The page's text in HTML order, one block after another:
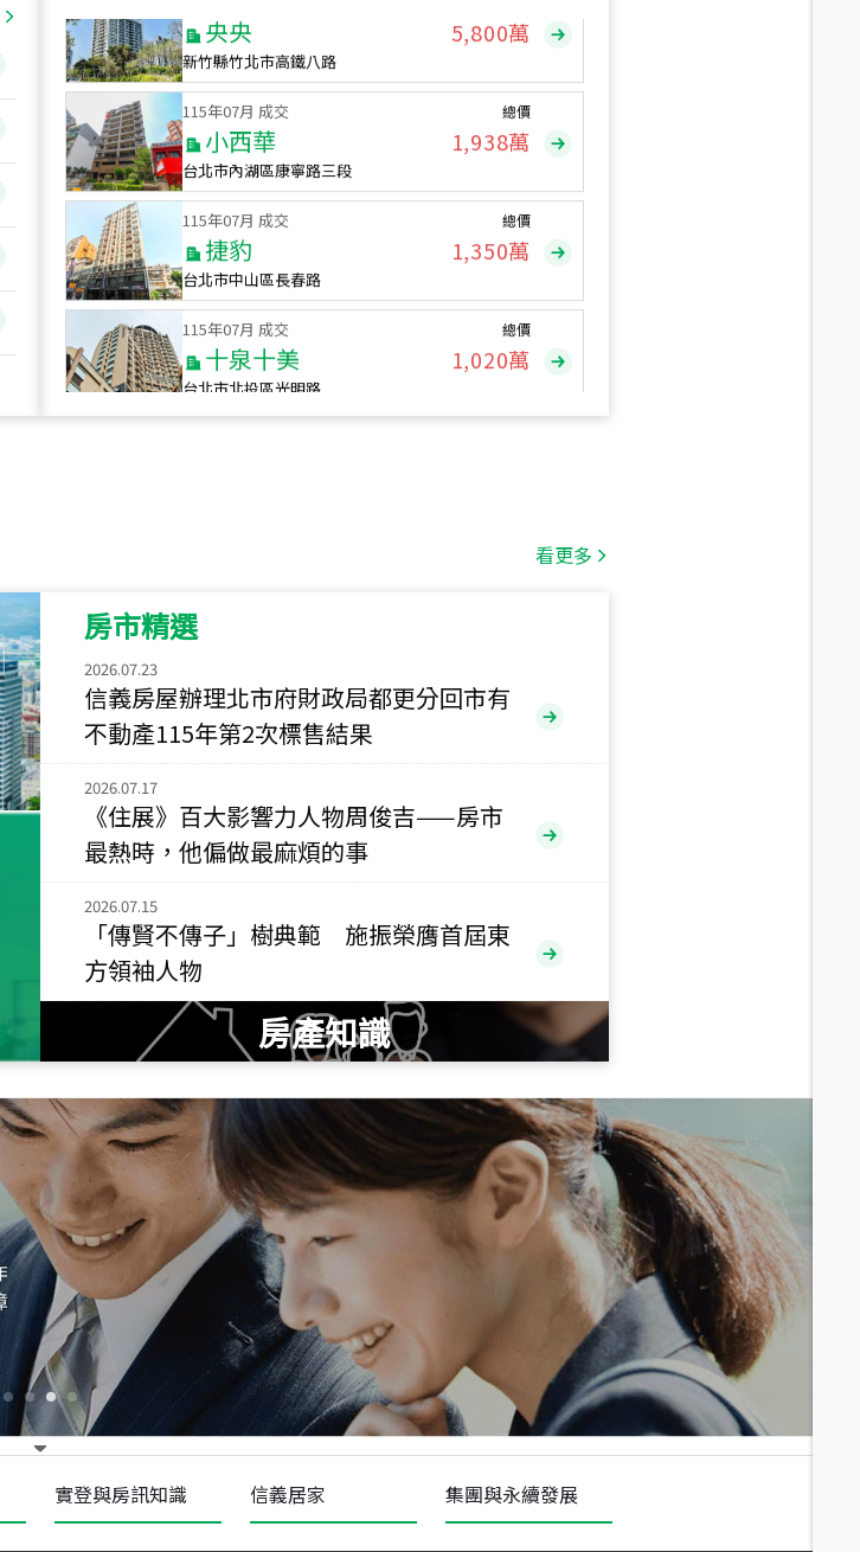
新竹縣竹北市高鐵八路
115年07月 成交
小西華
台北市內湖區康寧路三段
總價
1,938萬
115年07月 成交
捷豹
台北市中山區長春路
總價
1,350萬
115年07月 成交
十泉十美
台北市北投區光明路
總價
1,020萬
115年07月 成交
115
新北市永和區環河西路二段
115年07月 成交
央央 5,800萬
115年07月 成交
小西華 1,938萬
115
台北市中山區長春路
115年07月 成交
十泉十美
台北市北投區光明路
總價
1,020萬
年 月 成交
四維天廈
新竹市新竹市四維路
總價
490萬
115 月 成交
菁英典藏
新竹市新竹市慈祥路
1,808
看更多
房市精選
2026.07.23
信義房屋辦理北市府財政局都更分回市有
不動產115年第2次標售結果
2026.07.17
《住展》百大影響力人物周俊吉——房市
最熱時，他偏做最麻煩的事
2026.07.15
「傳賢不傳子」樹典範 施振榮膺首屆東
方領袖人物
房產知識
實登與房訊知識 信義居家 集團與永續發展